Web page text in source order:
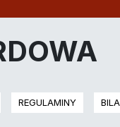
REGULAMINY